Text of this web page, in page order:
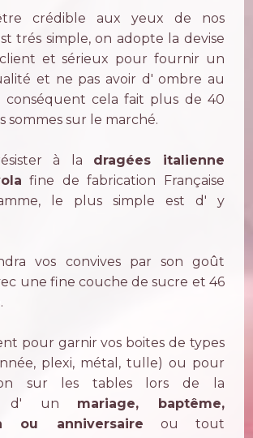
crédible aux yeux de nos
trés simple, on adopte la devise
et sérieux pour fournir un
et ne pas avoir d' ombre au
conséquent cela fait plus de 40
sommes sur le marché.
à la dragées italienne
fine de fabrication Française
le plus simple est d' y
vos convives par son goût
une fine couche de sucre et 46
pour garnir vos boites de types
plexi, métal, tulle) ou pour
sur les tables lors de la
d' un mariage, baptême,
ou anniversaire ou tout